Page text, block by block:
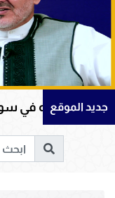
جديد الموقع
الله في سورة يوسف